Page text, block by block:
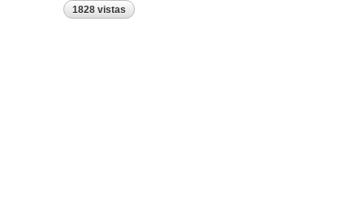
1828 vistas